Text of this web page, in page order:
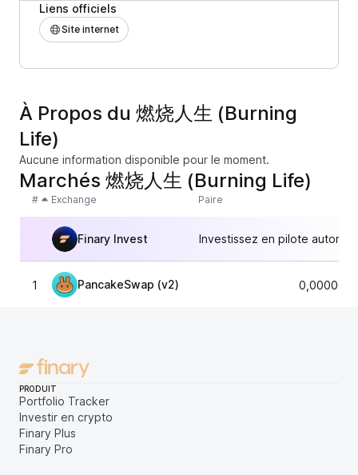
Liens officiels
Site internet
À Propos du 燃烧人生 (Burning
Life)
Aucune information disponible pour le moment.
Marchés 燃烧人生 (Burning Life)
# Exchange Paire
Finary Invest Investissez en pilote
1 PancakeSwap (v2)
PRODUIT
Portfolio Tracker
Investir en crypto
Finary Plus
Finary Pro